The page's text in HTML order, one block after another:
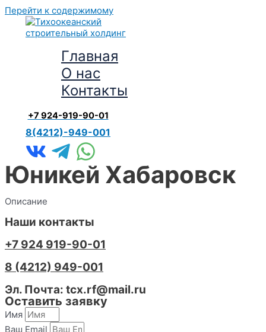
Перейти к содержимому
Главная
О нас
Контакты
+7 924-919-90-01
8(4212)-949-001
Юникей Хабаровск
Описание
Наши контакты
+7 924 919-90-01
8 (4212) 949-001
Эл. Почта: tcx.rf@mail.ru
Оставить заявку
Имя
Ваш Email